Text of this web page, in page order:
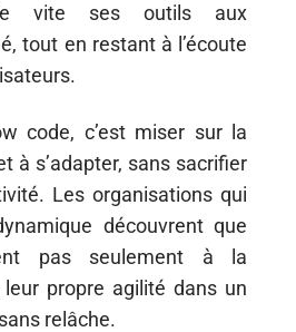
vite ses outils aux
tout en restant à l’écoute
code, c’est miser sur la
à s’adapter, sans sacrifier
Les organisations qui
découvrent que
pas seulement à la
propre agilité dans un
relâche.